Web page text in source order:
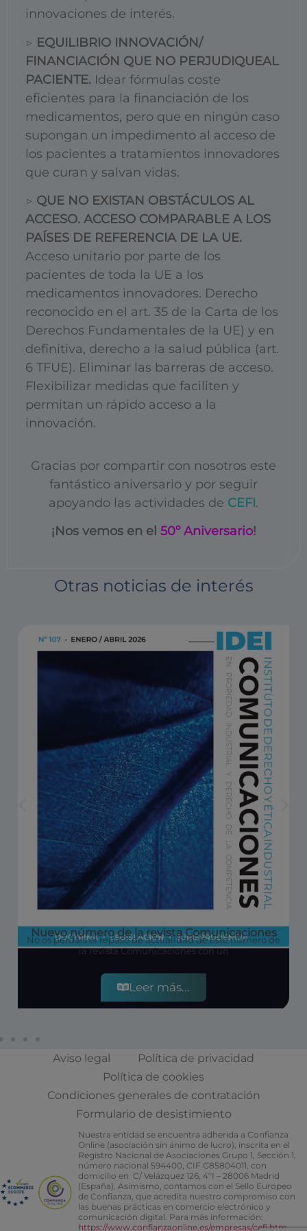
innovaciones de interés.
▷ EQUILIBRIO INNOVACIÓN/
FINANCIACIÓN QUE NO PERJUDIQUEAL
PACIENTE. Idear fórmulas coste
eficientes para la financiación de los
medicamentos, pero que en ningún caso
supongan un impedimento al acceso de
los pacientes a tratamientos innovadores
que curan y salvan vidas.
▷ QUE NO EXISTAN OBSTÁCULOS AL
ACCESO. ACCESO COMPARABLE A LOS
PAÍSES DE REFERENCIA DE LA UE.
Acceso unitario por parte de los
pacientes de toda la UE a los
medicamentos innovadores. Derecho
reconocido en el art. 35 de la Carta de los
Derechos Fundamentales de la UE) y en
definitiva, derecho a la salud pública (art.
6 TFUE). Eliminar las barreras de acceso.
Flexibilizar medidas que faciliten y
permitan un rápido acceso a la
innovación.
Gracias por compartir con nosotros este
fantástico aniversario y por seguir
apoyando las actividades de CEFI.
¡Nos vemos en el 50º Aniversario!
Otras noticias de interés
Nuevo número de la revista Comunicaciones
No os perdáis el repaso de actualidad de este número de
la revista Comunicaciones con un
Leer más...
Aviso legal
Política de privacidad
Política de cookies
Condiciones generales de contratación
Formulario de desistimiento
Nuestra entidad se encuentra adherida a Confianza
Online (asociación sin ánimo de lucro), inscrita en el
Registro Nacional de Asociaciones Grupo 1, Sección 1,
número nacional 594400, CIF G85804011, con
domicilio en C/ Velázquez 126, 4ºI – 28006 Madrid
(España). Asimismo, contamos con el Sello Europeo
de Confianza, que acredita nuestro compromiso con
las buenas prácticas en comercio electrónico y
comunicación digital. Para más información:
https://www.confianzaonline.es/empresas/cefi.htm